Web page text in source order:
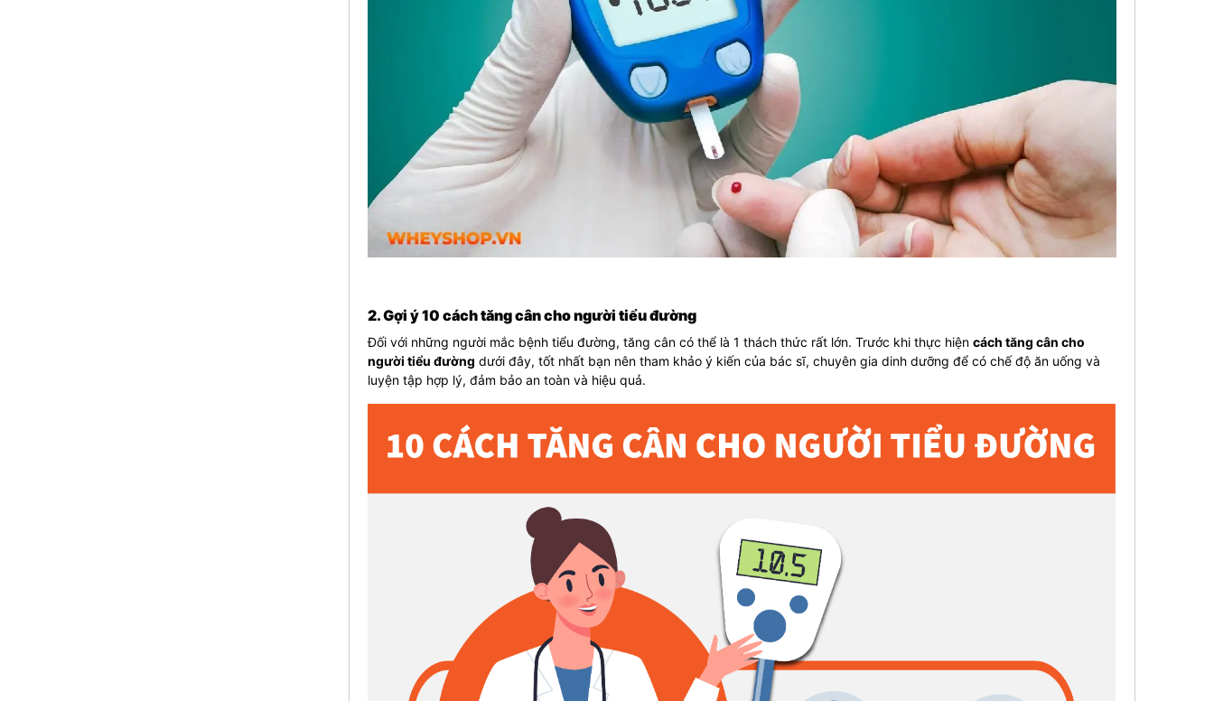
2. Gợi ý 10 cách tăng cân cho người tiểu đường
Đối với những người mắc bệnh tiểu đường, tăng cân có thể là 1 thách thức rất lớn. Trước khi thực hiện cách tăng cân cho
người tiểu đường dưới đây, tốt nhất bạn nên tham khảo ý kiến ​​của bác sĩ, chuyên gia dinh dưỡng để có chế độ ăn uống và
luyện tập hợp lý, đảm bảo an toàn và hiệu quả.